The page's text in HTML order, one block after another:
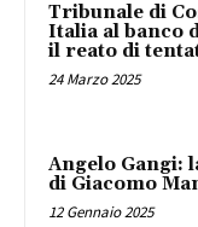
Tribunale di
Italia al banco
il reato di
24 Marzo 2025
Angelo Gangi:
di Giacomo
12 Gennaio 2025